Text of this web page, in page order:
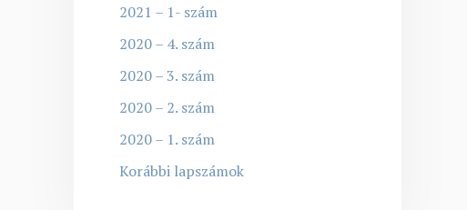
2021 – 1- szám
2020 – 4. szám
2020 – 3. szám
2020 – 2. szám
2020 – 1. szám
Korábbi lapszámok